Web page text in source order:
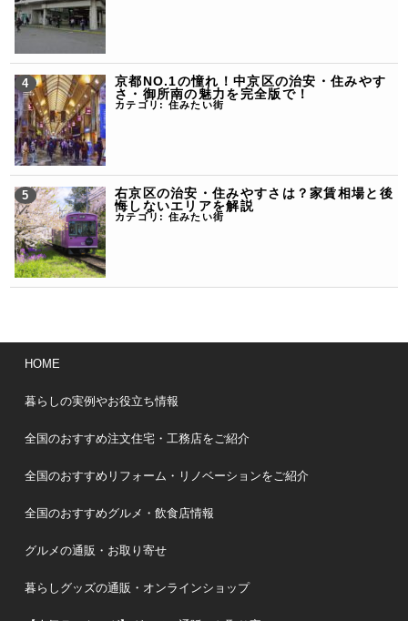
京都NO.1の憧れ！中京区の治安・住みやす
さ・御所南の魅力を完全版で！
カテゴリ: 住みたい街
右京区の治安・住みやすさは？家賃相場と後
悔しないエリアを解説
カテゴリ: 住みたい街
HOME
暮らしの実例やお役立ち情報
全国のおすすめ注文住宅・工務店をご紹介
全国のおすすめリフォーム・リノベーションをご紹介
全国のおすすめグルメ・飲食店情報
グルメの通販・お取り寄せ
暮らしグッズの通販・オンラインショップ